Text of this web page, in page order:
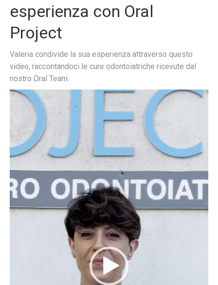
esperienza con Oral
Project
Valeria condivide la sua esperienza attraverso questo
video, raccontandoci le cure odontoiatriche ricevute dal
nostro Oral Team.
Video